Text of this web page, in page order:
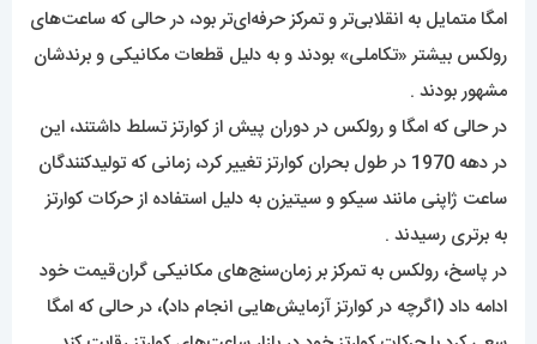
امگا متمایل به انقلابی‌تر و تمرکز حرفه‌ای‌تر بود، در حالی که ساعت‌های
رولکس بیشتر «تکاملی» بودند و به دلیل قطعات مکانیکی و برندشان
مشهور بودند .
در حالی که امگا و رولکس در دوران پیش از کوارتز تسلط داشتند، این
در دهه 1970 در طول بحران کوارتز تغییر کرد، زمانی که تولیدکنندگان
ساعت ژاپنی مانند سیکو و سیتیزن به دلیل استفاده از حرکات کوارتز
به برتری رسیدند .
در پاسخ، رولکس به تمرکز بر زمان‌سنج‌های مکانیکی گران‌قیمت خود
ادامه داد (اگرچه در کوارتز آزمایش‌هایی انجام داد)، در حالی که امگا